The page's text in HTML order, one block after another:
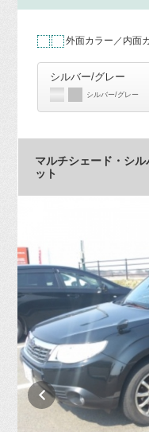
外面カラー／内面
シルバー/グレー
シルバー/グレー
マルチシェード・シ
ット